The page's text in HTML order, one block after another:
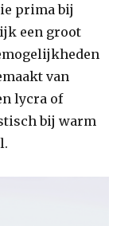
prima bij
een groot
van
lycra of
bij warm